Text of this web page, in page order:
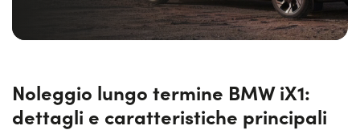
Noleggio lungo termine BMW iX1:
dettagli e caratteristiche principali